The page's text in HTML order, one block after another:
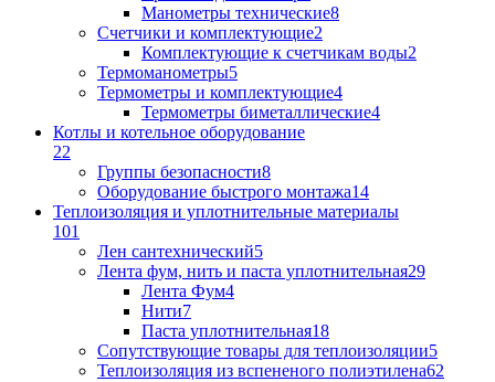
Манометры технические8
Счетчики и комплектующие2
Комплектующие к счетчикам воды2
Термоманометры5
Термометры и комплектующие4
Термометры биметаллические4
Котлы и котельное оборудование
22
Группы безопасности8
Оборудование быстрого монтажа14
Теплоизоляция и уплотнительные материалы
101
Лен сантехнический5
Лента фум, нить и паста уплотнительная29
Лента Фум4
Нити7
Паста уплотнительная18
Сопутствующие товары для теплоизоляции5
Теплоизоляция из вспененого полиэтилена62